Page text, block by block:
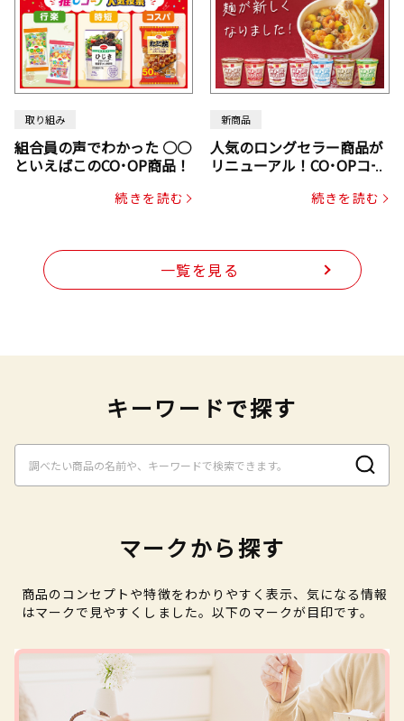
取り組み
組合員の声でわかった ○○
といえばこのCO･OP商品！
続きを読む
新商品
人気のロングセラー商品が
リニューアル！CO･OPコー
続きを読む
一覧を見る
キーワードで探す
マークから探す
商品のコンセプトや特徴をわかりやすく表示、気になる情報
はマークで見やすくしました。以下のマークが目印です。